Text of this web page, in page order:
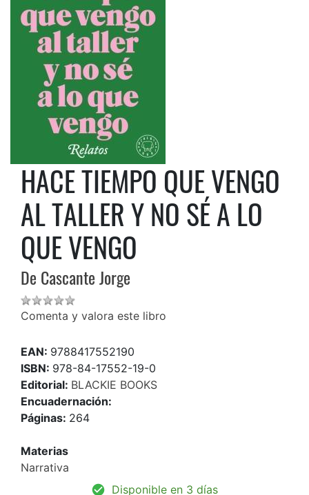
HACE TIEMPO QUE VENGO
AL TALLER Y NO SÉ A LO
QUE VENGO
De Cascante Jorge
Comenta y valora este libro
EAN: 9788417552190
ISBN: 978-84-17552-19-0
Editorial: BLACKIE BOOKS
Encuadernación:
Páginas: 264
Materias
Narrativa
Disponible en 3 días